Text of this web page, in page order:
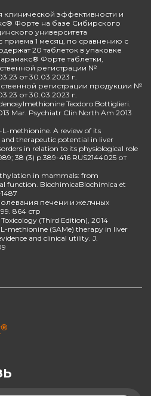
клинической эффективности и
Форте на базе Сибирского
университета
приема 1 месяц, по сравнению с
20 таблеток в упаковке
Форте таблетки,
регистрации №
от 30.03.2023 г.
регистрации продукции №
от 30.03.2023 г.
Teodoro Bottiglieri.
Mar. Psychiatr Clin North Am 2013
L-methionine. A review of its
therapeutic potential in liver
in relation to its physiological role
38 (3) p.389-416 RUS2144025 от
in mammals: from
function. BiochimicaBiochimica et
печени и желчных
864 стр
(Third Edition), 2014
methionine (SAMe) therapy in liver
and clinical utility. J.